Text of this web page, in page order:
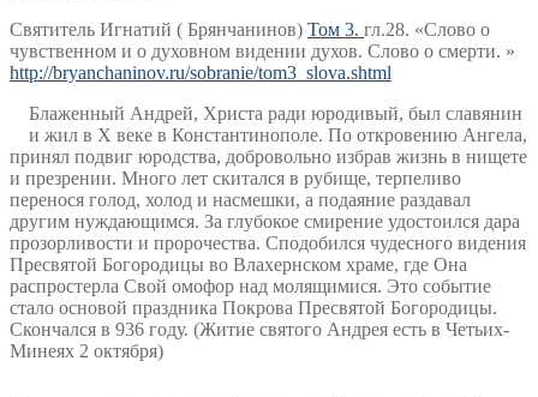
Святитель Игнатий ( Брянчанинов) Том 3. гл.28. «Слово о
чувственном и о духовном видении духов. Слово о смерти. »
http://bryanchaninov.ru/sobranie/tom3_slova.shtml
Блаженный Андрей, Христа ради юродивый, был славянин
и жил в Х веке в Константинополе. По откровению Ангела,
принял подвиг юродства, добровольно избрав жизнь в нищете
и презрении. Много лет скитался в рубище, терпеливо
перенося голод, холод и насмешки, а подаяние раздавал
другим нуждающимся. За глубокое смирение удостоился дара
прозорливости и пророчества. Сподобился чудесного видения
Пресвятой Богородицы во Влахернском храме, где Она
распростерла Свой омофор над молящимися. Это событие
стало основой праздника Покрова Пресвятой Богородицы.
Скончался в 936 году. (Житие святого Андрея есть в Четьих-
Минеях 2 октября)